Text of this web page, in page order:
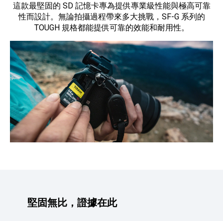
這款最堅固的 SD 記憶卡專為提供專業級性能與極高可靠
性而設計。無論拍攝過程帶來多大挑戰，SF-G 系列的
TOUGH 規格都能提供可靠的效能和耐用性。
堅固無比，證據在此